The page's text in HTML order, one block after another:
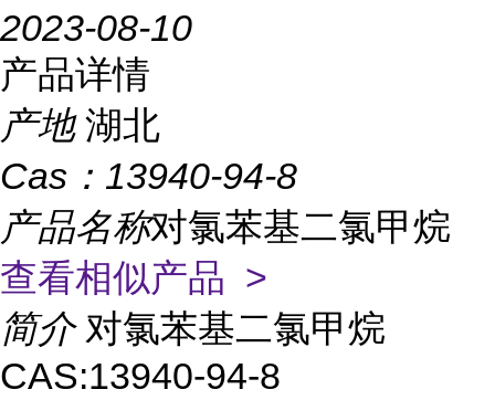
2023-08-10
产品详情
产地 湖北
Cas： 13940-94-8
产品名称对氯苯基二氯甲烷
查看相似产品 >
简介 对氯苯基二氯甲烷
CAS:13940-94-8